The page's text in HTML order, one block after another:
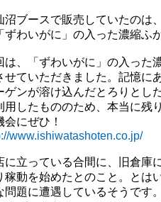
沼ブースで販売していたのは
ずわいがに」の入った濃縮ふ
は、「ずわいがに」の入った
せていただきました。記憶に
ゲンが溶け込んだとろりとし
用したもののため、本当に残
会にぜひ！
www.ishiwatashoten.co.jp/
に立っている合間に、旧倉庫
稼動を始めたとのこと。とは
問題に遭遇しているそうです